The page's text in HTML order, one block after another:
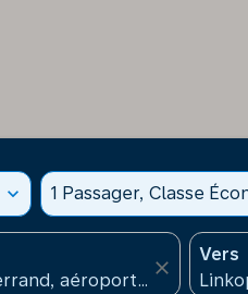
expand_more 1 Passager, Classe
close
Vers